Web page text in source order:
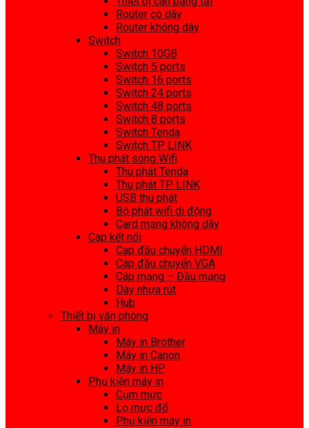
Router có dây
Router không dây
Switch
Switch 10GB
Switch 5 ports
Switch 16 ports
Switch 24 ports
Switch 48 ports
Switch 8 ports
Switch Tenda
Switch TP LINK
Thu phát sóng Wifi
Thu phát Tenda
Thu phát TP LINK
USB thu phát
Bộ phát wifi di động
Card mạng không dây
Cap kết nối
Cap đầu chuyển HDMI
Cáp đầu chuyển VGA
Cáp mạng – Đầu mạng
Dây nhựa rút
Hub
Thiết bị văn phòng
Máy in
Máy in Brother
Máy in Canon
Máy in HP
Phụ kiện máy in
Cụm mực
Lọ mực đổ
Phụ kiện máy in